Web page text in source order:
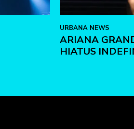
URBANA NEWS
ARIANA
HIATUS